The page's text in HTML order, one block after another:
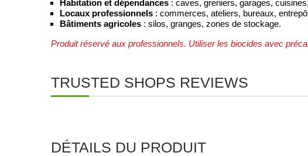
Habitation et dépendances : caves, greniers, garages,
Locaux professionnels : commerces, ateliers, bureaux,
Bâtiments agricoles : silos, granges, zones de stockage.
Produit réservé aux professionnels. Utiliser les biocides avec
TRUSTED SHOPS REVIEWS
DÉTAILS DU PRODUIT